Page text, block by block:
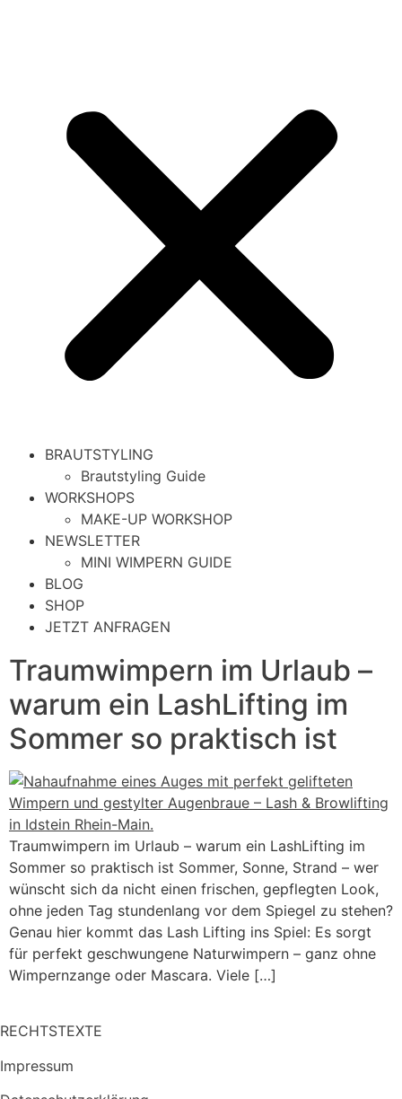
BRAUTSTYLING
Brautstyling Guide
WORKSHOPS
MAKE-UP WORKSHOP
NEWSLETTER
MINI WIMPERN GUIDE
BLOG
SHOP
JETZT ANFRAGEN
Traumwimpern im Urlaub –
warum ein LashLifting im
Sommer so praktisch ist
Traumwimpern im Urlaub – warum ein LashLifting im
Sommer so praktisch ist Sommer, Sonne, Strand – wer
wünscht sich da nicht einen frischen, gepflegten Look,
ohne jeden Tag stundenlang vor dem Spiegel zu stehen?
Genau hier kommt das Lash Lifting ins Spiel: Es sorgt
für perfekt geschwungene Naturwimpern – ganz ohne
Wimpernzange oder Mascara. Viele […]
RECHTSTEXTE
Impressum